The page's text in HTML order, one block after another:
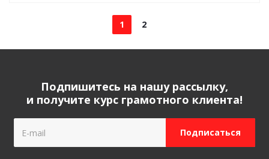
1 2
Подпишитесь на нашу рассылку,
и получите курс грамотного клиента!